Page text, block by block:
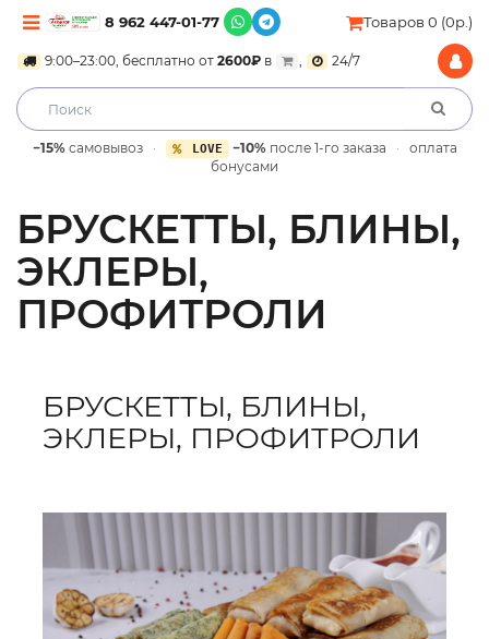
8 962 447-01-77 Товаров 0 (0р.)
9:00–23:00, бесплатно от 2600₽ в , 24/7
−15%самовывоз · LOVE −10%после 1-го заказа ·
оплата
бонусами
БРУСКЕТТЫ, БЛИНЫ,
ЭКЛЕРЫ,
ПРОФИТРОЛИ
БРУСКЕТТЫ, БЛИНЫ,
ЭКЛЕРЫ, ПРОФИТРОЛИ